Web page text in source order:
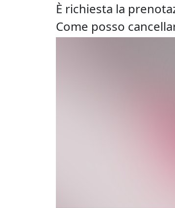
È richiesta la
Come posso